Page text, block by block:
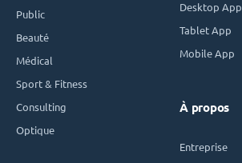
Public
Beauté
Médical
Sport & Fitness
Consulting
Optique
Desktop App
Tablet App
Mobile App
À propos
Entreprise